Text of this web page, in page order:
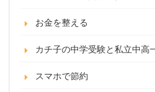
お金を整える
カチ子の中学受験と私立中高
スマホで節約